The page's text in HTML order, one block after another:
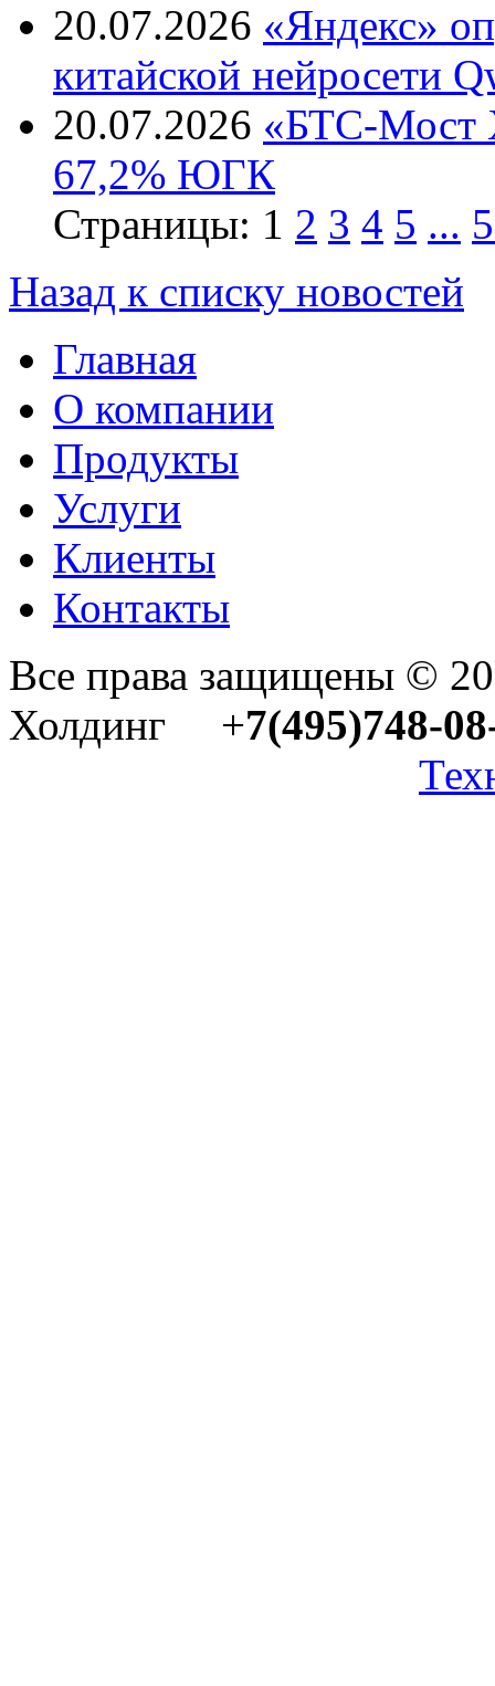
20.07.2026 «Яндекс»
китайской нейросети
20.07.2026 «БТС-Мост
67,2% ЮГК
Страницы: 1 2 3 4 5 ...
Назад к списку новостей
Главная
О компании
Продукты
Услуги
Клиенты
Контакты
Все права защищены ©
Холдинг +7(495)748-